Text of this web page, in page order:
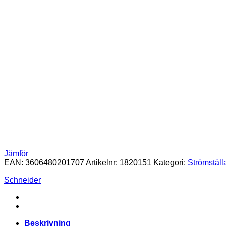
Jämför
EAN: 3606480201707Artikelnr: 1820151 Kategori:
Schneider
Beskrivning